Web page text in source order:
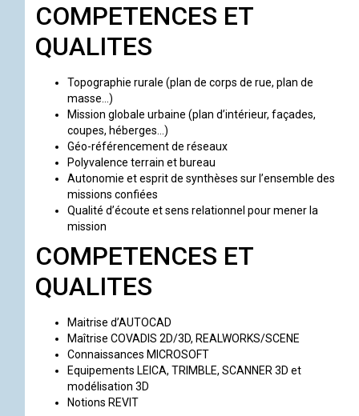
COMPETENCES ET
QUALITES
Topographie rurale (plan de corps de rue, plan de
masse…)
Mission globale urbaine (plan d’intérieur, façades,
coupes, héberges…)
Géo-référencement de réseaux
Polyvalence terrain et bureau
Autonomie et esprit de synthèses sur l’ensemble des
missions confiées
Qualité d’écoute et sens relationnel pour mener la
mission
COMPETENCES ET
QUALITES
Maitrise d’AUTOCAD
Maîtrise COVADIS 2D/3D, REALWORKS/SCENE
Connaissances MICROSOFT
Equipements LEICA, TRIMBLE, SCANNER 3D et
modélisation 3D
Notions REVIT